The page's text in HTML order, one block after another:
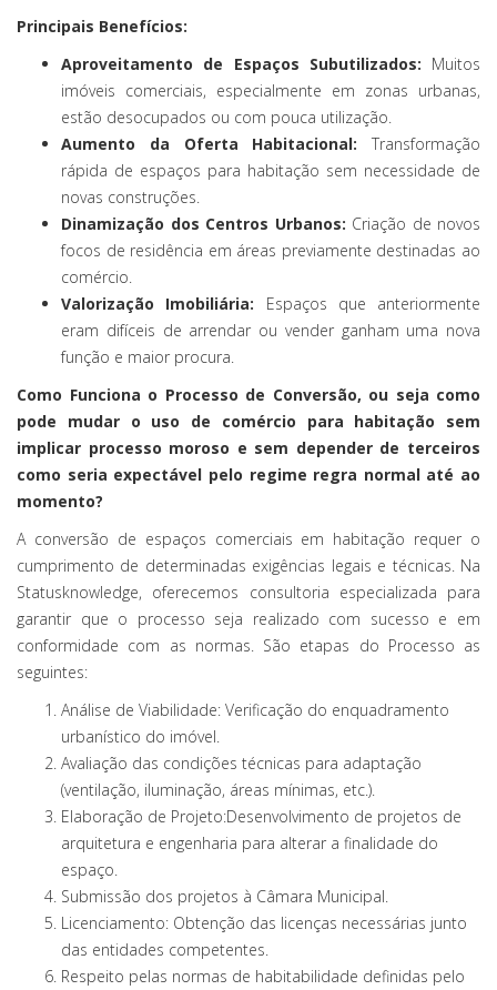
Principais Benefícios:
Aproveitamento de Espaços Subutilizados: Muitos
imóveis comerciais, especialmente em zonas urbanas,
estão desocupados ou com pouca utilização.
Aumento da Oferta Habitacional: Transformação
rápida de espaços para habitação sem necessidade de
novas construções.
Dinamização dos Centros Urbanos: Criação de novos
focos de residência em áreas previamente destinadas ao
comércio.
Valorização Imobiliária: Espaços que anteriormente
eram difíceis de arrendar ou vender ganham uma nova
função e maior procura.
Como Funciona o Processo de Conversão, ou seja como
pode mudar o uso de comércio para habitação sem
implicar processo moroso e sem depender de terceiros
como seria expectável pelo regime regra normal até ao
momento?
A conversão de espaços comerciais em habitação requer o
cumprimento de determinadas exigências legais e técnicas. Na
Statusknowledge, oferecemos consultoria especializada para
garantir que o processo seja realizado com sucesso e em
conformidade com as normas. São etapas do Processo as
seguintes:
Análise de Viabilidade: Verificação do enquadramento
urbanístico do imóvel.
Avaliação das condições técnicas para adaptação
(ventilação, iluminação, áreas mínimas, etc.).
Elaboração de Projeto:Desenvolvimento de projetos de
arquitetura e engenharia para alterar a finalidade do
espaço.
Submissão dos projetos à Câmara Municipal.
Licenciamento: Obtenção das licenças necessárias junto
das entidades competentes.
Respeito pelas normas de habitabilidade definidas pelo